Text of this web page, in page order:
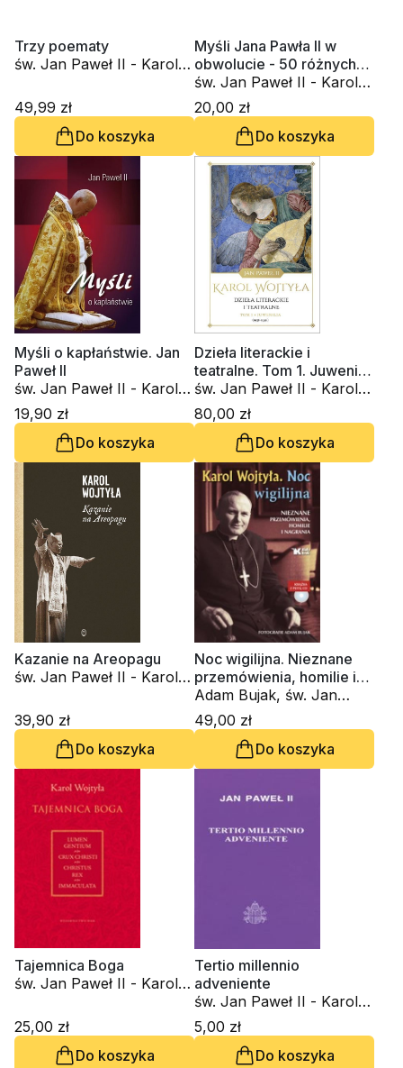
Trzy poematy
św. Jan Paweł II - Karol
49,99 zł
Do koszyka
Myśli Jana Pawła II w
obwolucie - 50 różnych
cytatów - wydanie
błękitne
św. Jan Paweł II - Karol
Wojtyła
20,00 zł
Do koszyka
Myśli o kapłaństwie. Jan
Paweł II
św. Jan Paweł II - Karol
Wojtyła
19,90 zł
Do koszyka
Dzieła literackie i
teatralne. Tom 1. Juwenilia
1938-1946
św. Jan Paweł II - Karol
Wojtyła
80,00 zł
Do koszyka
Kazanie na Areopagu
św. Jan Paweł II - Karol
39,90 zł
Do koszyka
Noc wigilijna. Nieznane
przemówienia, homilie i
nagrania
Adam Bujak, św. Jan
Paweł II - Karol Wojtyła
49,00 zł
Do koszyka
Tajemnica Boga
św. Jan Paweł II - Karol
25,00 zł
Do koszyka
Tertio millennio
adveniente
św. Jan Paweł II - Karol
Wojtyła
5,00 zł
Do koszyka